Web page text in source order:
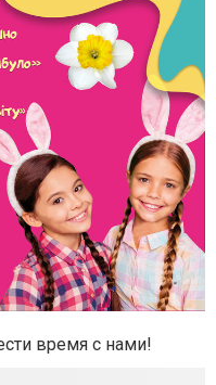
время с нами!